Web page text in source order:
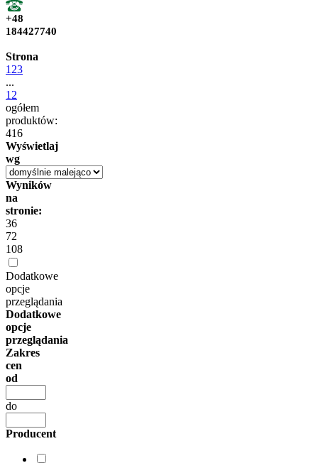
+48
184427740
Strona
1 23
...
12
ogółem
produktów:
416
Wyświetlaj
wg
Wyników
na
stronie:
36
72
108
Dodatkowe
opcje
przeglądania
Dodatkowe
opcje
przeglądania
Zakres
cen
od
do
Producent